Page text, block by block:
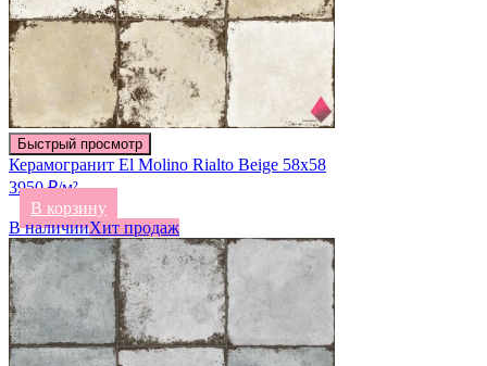
Быстрый просмотр
Керамогранит El Molino Rialto Beige 58х58
3950 ₽/м²
В корзину
В наличииХит продаж